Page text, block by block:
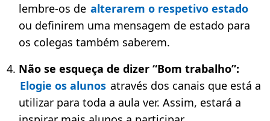
lembre-os de alterarem o respetivo estado
ou definirem uma mensagem de estado para
os colegas também saberem.
Não se esqueça de dizer “Bom trabalho”:
Elogie os alunos através dos canais que está a
utilizar para toda a aula ver. Assim, estará a